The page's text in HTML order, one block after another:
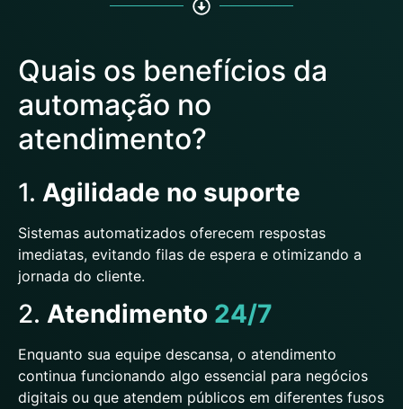
Quais os benefícios da
automação no
atendimento?
1. Agilidade no suporte
Sistemas automatizados oferecem respostas
imediatas, evitando filas de espera e otimizando a
jornada do cliente.
2. Atendimento 24/7
Enquanto sua equipe descansa, o atendimento
continua funcionando algo essencial para negócios
digitais ou que atendem públicos em diferentes fusos